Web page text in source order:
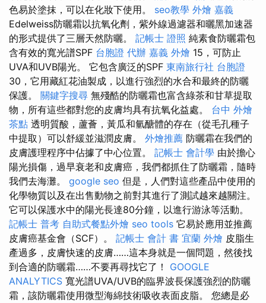
色易於塗抹，可以在化妝下使用。 seo教學 外燴 嘉義
Edelweiss防曬霜以抗氧化劑，紫外線過濾器和曬黑加速器
的形式提供了三層天然防曬。 記帳士 證照 純素食防曬霜包
含有效的寬光譜SPF 台胞證 代辦 嘉義 外燴 15，可防止
UVA和UVB陽光。 它包含廣泛的SPF 東南旅行社 台胞證
30，它用藏紅花油製成，以進行強烈的水合和最終的防曬
保護。 關鍵字搜尋 無殘酷的防曬霜也富含綠茶和甘草提取
物，所有這些都對您的皮膚均具有抗氧化益處。 台中 外燴
茶點 透明質酸，蘆薈，黃瓜和氫醣體的存在（從毛孔種子
中提取）可以舒緩並滋潤皮膚。 外燴推薦 防曬霜在我們的
皮膚護理程序中佔據了中心位置。 記帳士 會計學 由於擔心
陽光損傷，過早衰老和皮膚癌，我們都抓住了防曬霜，隨時
我們去海灘。 google seo 但是，人們對這些產品中使用的
化學物質以及在出售動物之前對其進行了測試越來越關注。
它可以保護水中的陽光長達80分鐘，以進行游泳等活動。
記帳士 普考 自助式餐點外燴 seo tools 它易於應用並推薦
皮膚癌基金會（SCF）。 記帳士 會計 書 宜蘭 外燴 皮脂生
產過多，皮膚快速的皮膚……這本身就是一個問題，然後找
到合適的防曬霜……不要再尋找它了！ GOOGLE
ANALYTICS 寬光譜UVA/UVB的臨界波長保護強烈的防曬
霜，該防曬霜使用微型海綿技術吸收表面皮脂。 您總是必